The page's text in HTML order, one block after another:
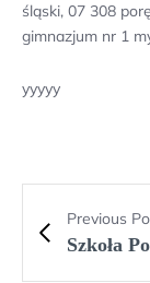
śląski, 07 308
gimnazjum nr 1
yyyyy
Previous
Szkoła